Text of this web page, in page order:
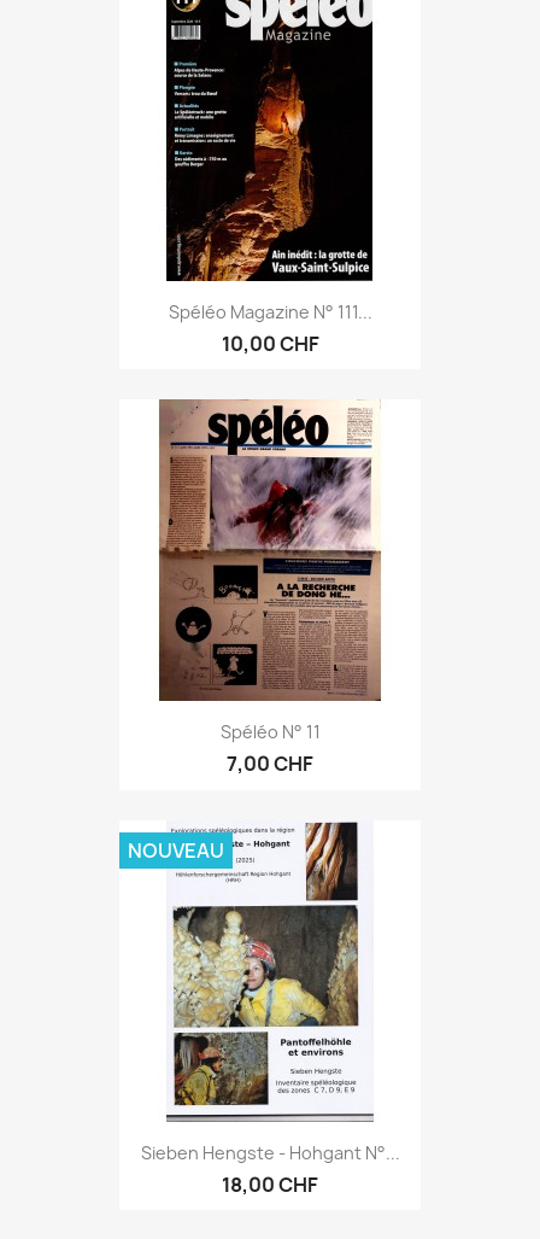
Spéléo Magazine N° 111...
10,00 CHF
Spéléo N° 11
7,00 CHF
Sieben Hengste - Hohgant N°...
18,00 CHF
NOUVEAU